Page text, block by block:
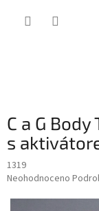
C a G
s
1319
Průměrné
Neohodnoceno